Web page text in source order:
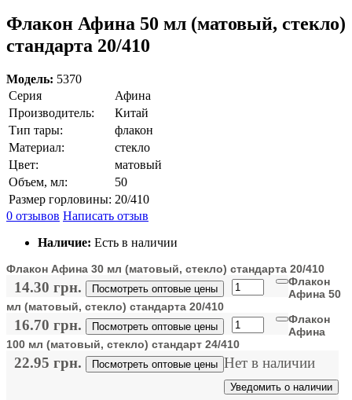
Флакон Афина 50 мл (матовый, стекло)
стандарта 20/410
Модель: 5370
Серия
Афина
Производитель:
Китай
Тип тары:
флакон
Материал:
стекло
Цвет:
матовый
Объем, мл:
50
Размер горловины: 20/410
0 отзывов Написать отзыв
Наличие: Есть в наличии
Флакон Афина 30 мл (матовый, стекло) стандарта 20/410
14.30 грн. Посмотреть оптовые цены
Флакон
Афина 50
мл (матовый, стекло) стандарта 20/410
16.70 грн. Посмотреть оптовые цены
Флакон
Афина
100 мл (матовый, стекло) стандарт 24/410
22.95 грн. Посмотреть оптовые цены Нет в наличии
Уведомить о наличии